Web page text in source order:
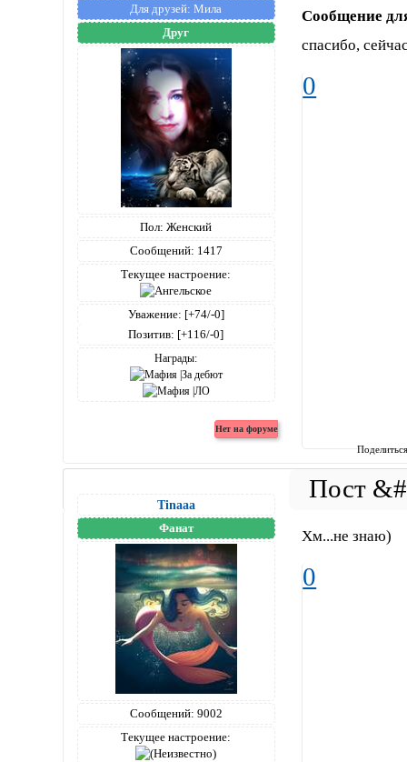
Для друзей: Мила
Друг
Пол: Женский
Сообщений: 1417
Текущее настроение:
Уважение: [+74/-0]
Позитив: [+116/-0]
Награды:
Сообщение
спасибо,
0
Tinaaa
Фанат
Сообщений: 9002
Текущее настроение:
Хм...не знаю)
0